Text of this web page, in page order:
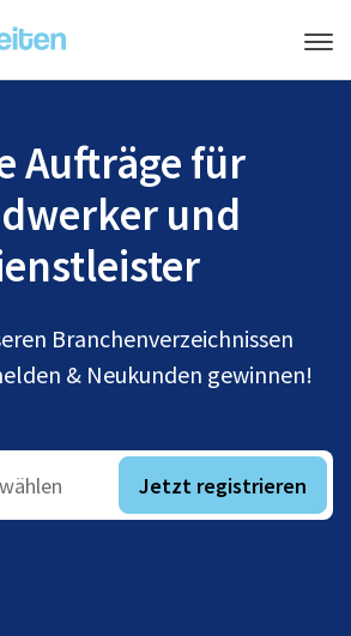
Aufträge für
und
Branchenverzeichnissen
& Neukunden gewinnen!
Jetzt registrieren